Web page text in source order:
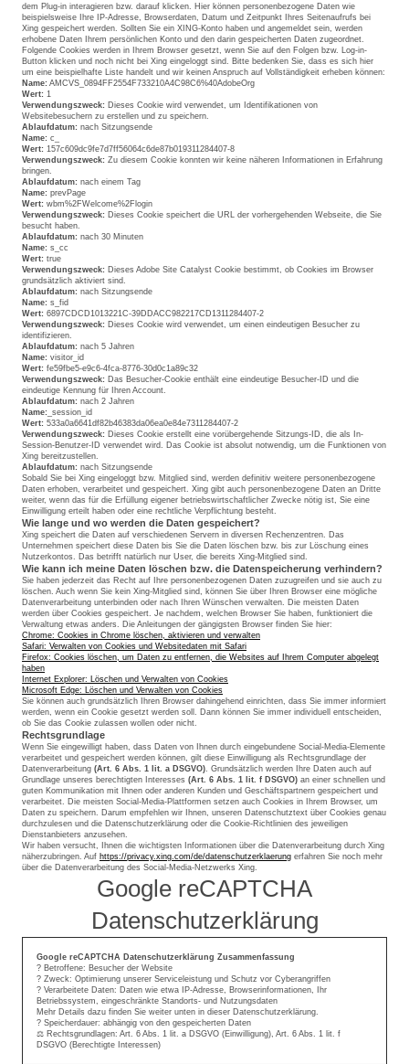
dem Plug-in interagieren bzw. darauf klicken. Hier können personenbezogene Daten wie
beispielsweise Ihre IP-Adresse, Browserdaten, Datum und Zeitpunkt Ihres Seitenaufrufs bei
Xing gespeichert werden. Sollten Sie ein XING-Konto haben und angemeldet sein, werden
erhobene Daten Ihrem persönlichen Konto und den darin gespeicherten Daten zugeordnet.
Folgende Cookies werden in Ihrem Browser gesetzt, wenn Sie auf den Folgen bzw. Log-in-
Button klicken und noch nicht bei Xing eingeloggt sind. Bitte bedenken Sie, dass es sich hier
um eine beispielhafte Liste handelt und wir keinen Anspruch auf Vollständigkeit erheben können:
Name: AMCVS_0894FF2554F733210A4C98C6%40AdobeOrg
Wert: 1
Verwendungszweck: Dieses Cookie wird verwendet, um Identifikationen von
Websitebesuchern zu erstellen und zu speichern.
Ablaufdatum: nach Sitzungsende
Name: c_
Wert: 157c609dc9fe7d7ff56064c6de87b019311284407-8
Verwendungszweck: Zu diesem Cookie konnten wir keine näheren Informationen in Erfahrung
bringen.
Ablaufdatum: nach einem Tag
Name: prevPage
Wert: wbm%2FWelcome%2Flogin
Verwendungszweck: Dieses Cookie speichert die URL der vorhergehenden Webseite, die Sie
besucht haben.
Ablaufdatum: nach 30 Minuten
Name: s_cc
Wert: true
Verwendungszweck: Dieses Adobe Site Catalyst Cookie bestimmt, ob Cookies im Browser
grundsätzlich aktiviert sind.
Ablaufdatum: nach Sitzungsende
Name: s_fid
Wert: 6897CDCD1013221C-39DDACC982217CD1311284407-2
Verwendungszweck: Dieses Cookie wird verwendet, um einen eindeutigen Besucher zu
identifizieren.
Ablaufdatum: nach 5 Jahren
Name: visitor_id
Wert: fe59fbe5-e9c6-4fca-8776-30d0c1a89c32
Verwendungszweck: Das Besucher-Cookie enthält eine eindeutige Besucher-ID und die
eindeutige Kennung für Ihren Account.
Ablaufdatum: nach 2 Jahren
Name: _session_id
Wert: 533a0a6641df82b46383da06ea0e84e7311284407-2
Verwendungszweck: Dieses Cookie erstellt eine vorübergehende Sitzungs-ID, die als In-
Session-Benutzer-ID verwendet wird. Das Cookie ist absolut notwendig, um die Funktionen von
Xing bereitzustellen.
Ablaufdatum: nach Sitzungsende
Sobald Sie bei Xing eingeloggt bzw. Mitglied sind, werden definitiv weitere personenbezogene
Daten erhoben, verarbeitet und gespeichert. Xing gibt auch personenbezogene Daten an Dritte
weiter, wenn das für die Erfüllung eigener betriebswirtschaftlicher Zwecke nötig ist, Sie eine
Einwilligung erteilt haben oder eine rechtliche Verpflichtung besteht.
Wie lange und wo werden die Daten gespeichert?
Xing speichert die Daten auf verschiedenen Servern in diversen Rechenzentren. Das
Unternehmen speichert diese Daten bis Sie die Daten löschen bzw. bis zur Löschung eines
Nutzerkontos. Das betrifft natürlich nur User, die bereits Xing-Mitglied sind.
Wie kann ich meine Daten löschen bzw. die Datenspeicherung verhindern?
Sie haben jederzeit das Recht auf Ihre personenbezogenen Daten zuzugreifen und sie auch zu
löschen. Auch wenn Sie kein Xing-Mitglied sind, können Sie über Ihren Browser eine mögliche
Datenverarbeitung unterbinden oder nach Ihren Wünschen verwalten. Die meisten Daten
werden über Cookies gespeichert. Je nachdem, welchen Browser Sie haben, funktioniert die
Verwaltung etwas anders. Die Anleitungen der gängigsten Browser finden Sie hier:
Chrome: Cookies in Chrome löschen, aktivieren und verwalten
Safari: Verwalten von Cookies und Websitedaten mit Safari
Firefox: Cookies löschen, um Daten zu entfernen, die Websites auf Ihrem Computer abgelegt
haben
Internet Explorer: Löschen und Verwalten von Cookies
Microsoft Edge: Löschen und Verwalten von Cookies
Sie können auch grundsätzlich Ihren Browser dahingehend einrichten, dass Sie immer informiert
werden, wenn ein Cookie gesetzt werden soll. Dann können Sie immer individuell entscheiden,
ob Sie das Cookie zulassen wollen oder nicht.
Rechtsgrundlage
Wenn Sie eingewilligt haben, dass Daten von Ihnen durch eingebundene Social-Media-Elemente
verarbeitet und gespeichert werden können, gilt diese Einwilligung als Rechtsgrundlage der
Datenverarbeitung (Art. 6 Abs. 1 lit. a DSGVO) . Grundsätzlich werden Ihre Daten auch auf
Grundlage unseres berechtigten Interesses (Art. 6 Abs. 1 lit. f DSGVO) an einer schnellen und
guten Kommunikation mit Ihnen oder anderen Kunden und Geschäftspartnern gespeichert und
verarbeitet. Die meisten Social-Media-Plattformen setzen auch Cookies in Ihrem Browser, um
Daten zu speichern. Darum empfehlen wir Ihnen, unseren Datenschutztext über Cookies genau
durchzulesen und die Datenschutzerklärung oder die Cookie-Richtlinien des jeweiligen
Dienstanbieters anzusehen.
Wir haben versucht, Ihnen die wichtigsten Informationen über die Datenverarbeitung durch Xing
näherzubringen. Auf https://privacy.xing.com/de/datenschutzerklaerung erfahren Sie noch mehr
über die Datenverarbeitung des Social-Media-Netzwerks Xing.
Google reCAPTCHA
Datenschutzerklärung
Google reCAPTCHA Datenschutzerklärung Zusammenfassung
? Betroffene: Besucher der Website
? Zweck: Optimierung unserer Serviceleistung und Schutz vor Cyberangriffen
? Verarbeitete Daten: Daten wie etwa IP-Adresse, Browserinformationen, Ihr
Betriebssystem, eingeschränkte Standorts- und Nutzungsdaten
Mehr Details dazu finden Sie weiter unten in dieser Datenschutzerklärung.
? Speicherdauer: abhängig von den gespeicherten Daten
⚖️ Rechtsgrundlagen: Art. 6 Abs. 1 lit. a DSGVO (Einwilligung), Art. 6 Abs. 1 lit. f
DSGVO (Berechtigte Interessen)